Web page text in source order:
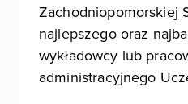
Zachodniopomorskiej
najlepszego oraz
wykładowcy lub
administracyjnego